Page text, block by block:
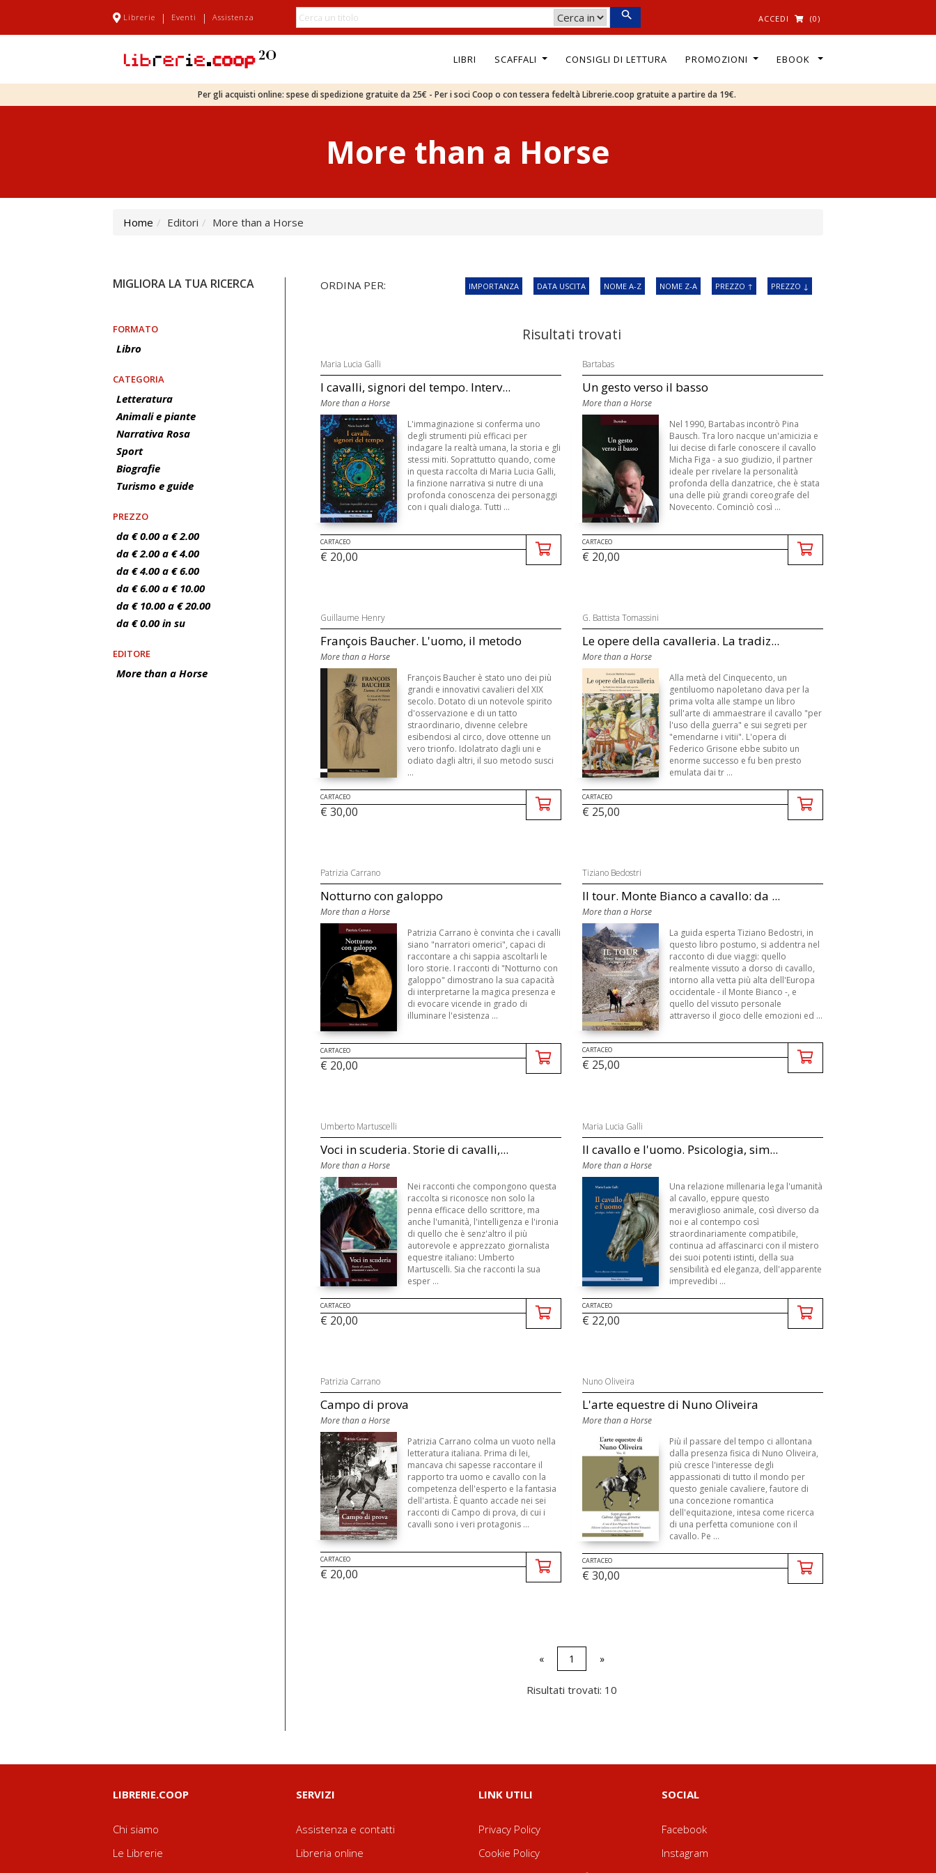
Librerie | Eventi | Assistenza ACCEDI (0)
LIBRI SCAFFALI CONSIGLI DI LETTURA PROMOZIONI EBOOK
Per gli acquisti online: spese di spedizione gratuite da 25€ - Per i soci Coop o con tessera fedeltà Librerie.coop gratuite a partire da 19€.
More than a Horse
Home Editori More than a Horse
MIGLIORA LA TUA RICERCA
FORMATO
Libro
CATEGORIA
Letteratura
Animali e piante
Narrativa Rosa
Sport
Biografie
Turismo e guide
PREZZO
da € 0.00 a € 2.00
da € 2.00 a € 4.00
da € 4.00 a € 6.00
da € 6.00 a € 10.00
da € 10.00 a € 20.00
da € 0.00 in su
EDITORE
More than a Horse
ORDINA PER: IMPORTANZA DATA USCITA NOME A-Z NOME Z-A PREZZO ↑ PREZZO ↓
Risultati trovati
Maria Lucia Galli
I cavalli, signori del tempo. Interv...
More than a Horse
L'immaginazione si conferma uno
degli strumenti più efficaci per
indagare la realtà umana, la storia e gli
stessi miti. Soprattutto quando, come
in questa raccolta di Maria Lucia Galli,
la finzione narrativa si nutre di una
profonda conoscenza dei personaggi
con i quali dialoga. Tutti ...
CARTACEO
€ 20,00
Bartabas
Un gesto verso il basso
More than a Horse
Nel 1990, Bartabas incontrò Pina
Bausch. Tra loro nacque un'amicizia e
lui decise di farle conoscere il cavallo
Micha Figa - a suo giudizio, il partner
ideale per rivelare la personalità
profonda della danzatrice, che è stata
una delle più grandi coreografe del
Novecento. Cominciò così ...
CARTACEO
€ 20,00
Guillaume Henry
François Baucher. L'uomo, il metodo
More than a Horse
François Baucher è stato uno dei più
grandi e innovativi cavalieri del XIX
secolo. Dotato di un notevole spirito
d'osservazione e di un tatto
straordinario, divenne celebre
esibendosi al circo, dove ottenne un
vero trionfo. Idolatrato dagli uni e
odiato dagli altri, il suo metodo susci
...
CARTACEO
€ 30,00
G. Battista Tomassini
Le opere della cavalleria. La tradiz...
More than a Horse
Alla metà del Cinquecento, un
gentiluomo napoletano dava per la
prima volta alle stampe un libro
sull'arte di ammaestrare il cavallo "per
l'uso della guerra" e sui segreti per
"emendarne i vitii". L'opera di
Federico Grisone ebbe subito un
enorme successo e fu ben presto
emulata dai tr ...
CARTACEO
€ 25,00
Patrizia Carrano
Notturno con galoppo
More than a Horse
Patrizia Carrano è convinta che i cavalli
siano "narratori omerici", capaci di
raccontare a chi sappia ascoltarli le
loro storie. I racconti di "Notturno con
galoppo" dimostrano la sua capacità
di interpretarne la magica presenza e
di evocare vicende in grado di
illuminare l'esistenza ...
CARTACEO
€ 20,00
Tiziano Bedostri
Il tour. Monte Bianco a cavallo: da ...
More than a Horse
La guida esperta Tiziano Bedostri, in
questo libro postumo, si addentra nel
racconto di due viaggi: quello
realmente vissuto a dorso di cavallo,
intorno alla vetta più alta dell'Europa
occidentale - il Monte Bianco -, e
quello del vissuto personale
attraverso il gioco delle emozioni ed ...
CARTACEO
€ 25,00
Umberto Martuscelli
Voci in scuderia. Storie di cavalli,...
More than a Horse
Nei racconti che compongono questa
raccolta si riconosce non solo la
penna efficace dello scrittore, ma
anche l'umanità, l'intelligenza e l'ironia
di quello che è senz'altro il più
autorevole e apprezzato giornalista
equestre italiano: Umberto
Martuscelli. Sia che racconti la sua
esper ...
CARTACEO
€ 20,00
Maria Lucia Galli
Il cavallo e l'uomo. Psicologia, sim...
More than a Horse
Una relazione millenaria lega l'umanità
al cavallo, eppure questo
meraviglioso animale, così diverso da
noi e al contempo così
straordinariamente compatibile,
continua ad affascinarci con il mistero
dei suoi potenti istinti, della sua
sensibilità ed eleganza, dell'apparente
imprevedibi ...
CARTACEO
€ 22,00
Patrizia Carrano
Campo di prova
More than a Horse
Patrizia Carrano colma un vuoto nella
letteratura italiana. Prima di lei,
mancava chi sapesse raccontare il
rapporto tra uomo e cavallo con la
competenza dell'esperto e la fantasia
dell'artista. È quanto accade nei sei
racconti di Campo di prova, di cui i
cavalli sono i veri protagonis ...
CARTACEO
€ 20,00
Nuno Oliveira
L'arte equestre di Nuno Oliveira
More than a Horse
Più il passare del tempo ci allontana
dalla presenza fisica di Nuno Oliveira,
più cresce l'interesse degli
appassionati di tutto il mondo per
questo geniale cavaliere, fautore di
una concezione romantica
dell'equitazione, intesa come ricerca
di una perfetta comunione con il
cavallo. Pe ...
CARTACEO
€ 30,00
« 1 »
Risultati trovati: 10
LIBRERIE.COOP
Chi siamo
Le Librerie
SERVIZI
Assistenza e contatti
Libreria online
LINK UTILI
Privacy Policy
Cookie Policy
SOCIAL
Facebook
Instagram